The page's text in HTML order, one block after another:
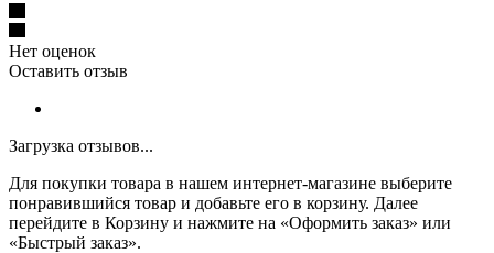
Нет оценок
Оставить отзыв
Загрузка отзывов...
Для покупки товара в нашем интернет-магазине выберите
понравившийся товар и добавьте его в корзину. Далее
перейдите в Корзину и нажмите на «Оформить заказ» или
«Быстрый заказ».